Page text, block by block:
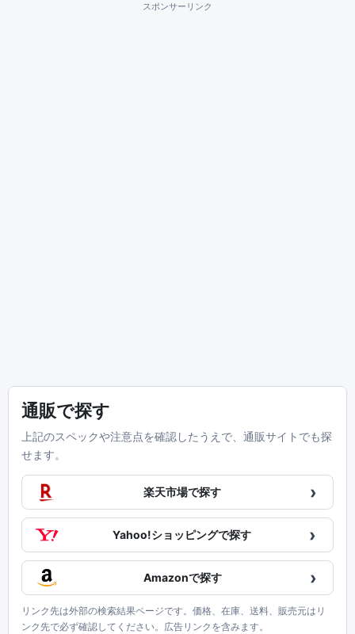
スポンサーリンク
通販で探す
上記のスペックや注意点を確認したうえで、通販サイトでも探
せます。
楽天市場で探す ›
Yahoo!ショッピングで探す ›
Amazonで探す ›
リンク先は外部の検索結果ページです。価格、在庫、送料、販売元はリ
ンク先で必ず確認してください。広告リンクを含みます。